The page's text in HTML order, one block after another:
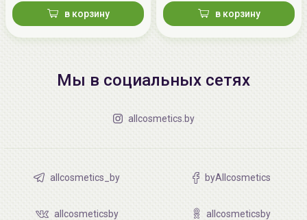
в корзину в корзину
Мы в социальных сетях
allcosmetics.by
allcosmetics_by byAllcosmetics
allcosmeticsby allcosmeticsby